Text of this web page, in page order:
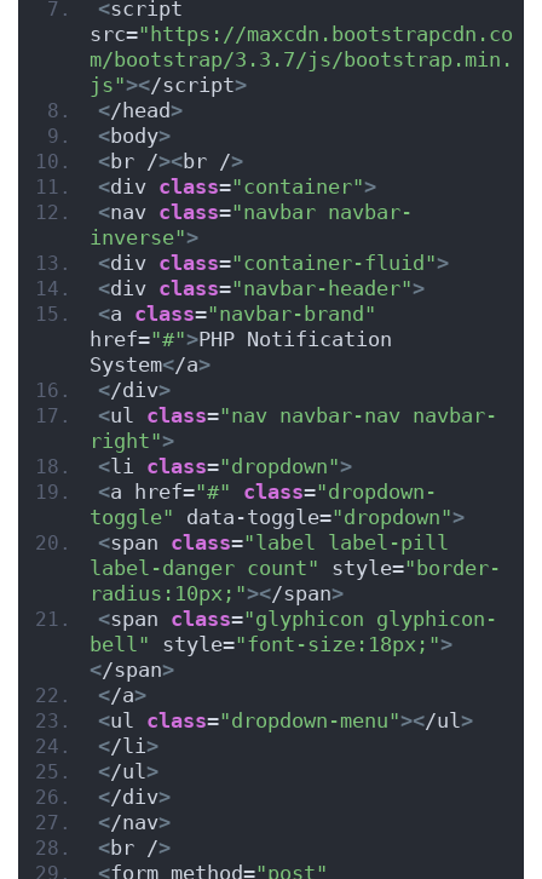
<script
src="https://maxcdn.bootstrapcdn.co
m/bootstrap/3.3.7/js/bootstrap.min.
js"></script>
</head>
<body>
<br /><br />
<div class="container">
<nav class="navbar navbar-
inverse">
<div class="container-fluid">
<div class="navbar-header">
<a class="navbar-brand"
href="#">PHP Notification
System</a>
</div>
<ul class="nav navbar-nav navbar-
right">
<li class="dropdown">
<a href="#" class="dropdown-
toggle" data-toggle="dropdown">
<span class="label label-pill
label-danger count" style="border-
radius:10px;"></span>
<span class="glyphicon glyphicon-
bell" style="font-size:18px;">
</span>
</a>
<ul class="dropdown-menu"></ul >
</li >
</ul >
</div>
</nav>
<br />
<form method="post"